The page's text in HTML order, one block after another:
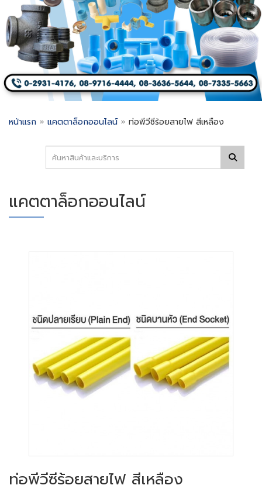
หน้าแรก » แคตตาล็อกออนไลน์ » ท่อพีวีซีร้อยสายไฟ สีเหลือง
แคตตาล็อกออนไลน์
ท่อพีวีซีร้อยสายไฟ สีเหลือง